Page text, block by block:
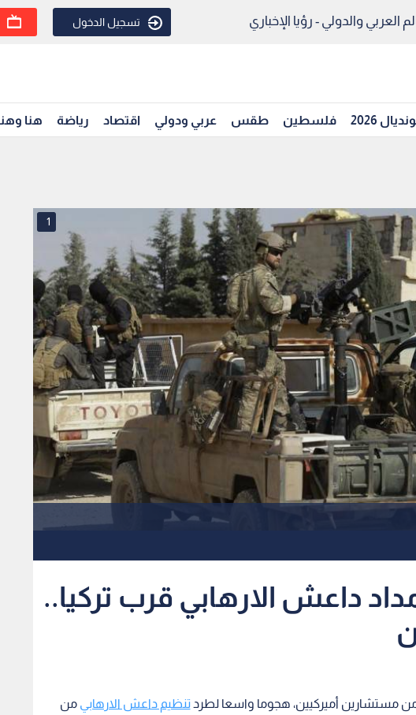
العربي والدولي - رؤيا الإخباري تسجيل الدخول
2026 فلسطين طقس عربي ودولي اقتصاد رياضة هنا
1
داعش الارهابي قرب تركيا..
مستشارين أميركيين، هجوما واسعا لطردتنظيم داعش الارهابي من